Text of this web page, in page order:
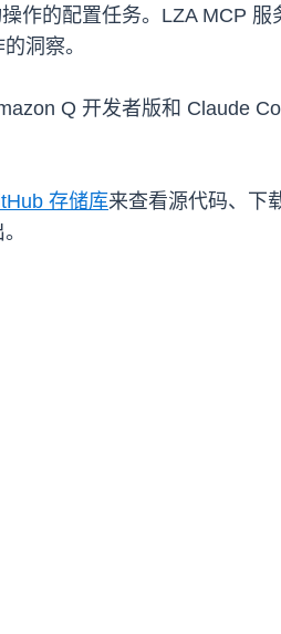
作的配置任务。LZA MCP
洞察。
Q 开发者版和 Claude
存储库来查看源代码、下